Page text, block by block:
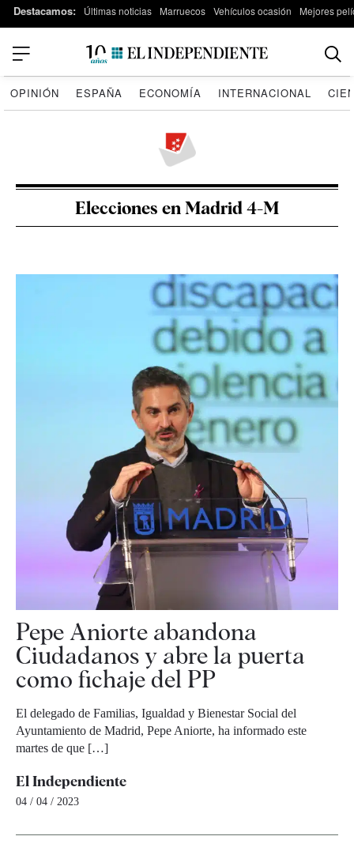
Destacamos: Últimas noticias Marruecos Vehículos ocasión Mejores
OPINIÓN ESPAÑA ECONOMÍA INTERNACIONAL
Elecciones en Madrid 4-M
Pepe Aniorte abandona
Ciudadanos y abre la puerta
como fichaje del PP
El delegado de Familias, Igualdad y Bienestar Social del
Ayuntamiento de Madrid, Pepe Aniorte, ha informado este
martes de que […]
El Independiente
04 / 04 / 2023